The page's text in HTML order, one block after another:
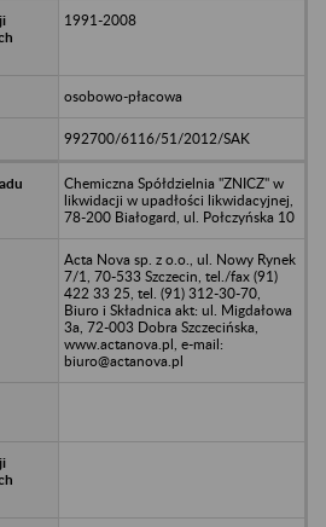
1991-2008
osobowo-płacowa
992700/6116/51/2012/SAK
Chemiczna Spółdzielnia "ZNICZ" w
likwidacji w upadłości likwidacyjnej,
78-200 Białogard, ul. Połczyńska 10
Acta Nova sp. z o.o., ul. Nowy Rynek
7/1, 70-533 Szczecin, tel./fax (91)
422 33 25, tel. (91) 312-30-70,
Biuro i Składnica akt: ul. Migdałowa
3a, 72-003 Dobra Szczecińska,
www.actanova.pl, e-mail:
biuro@actanova.pl